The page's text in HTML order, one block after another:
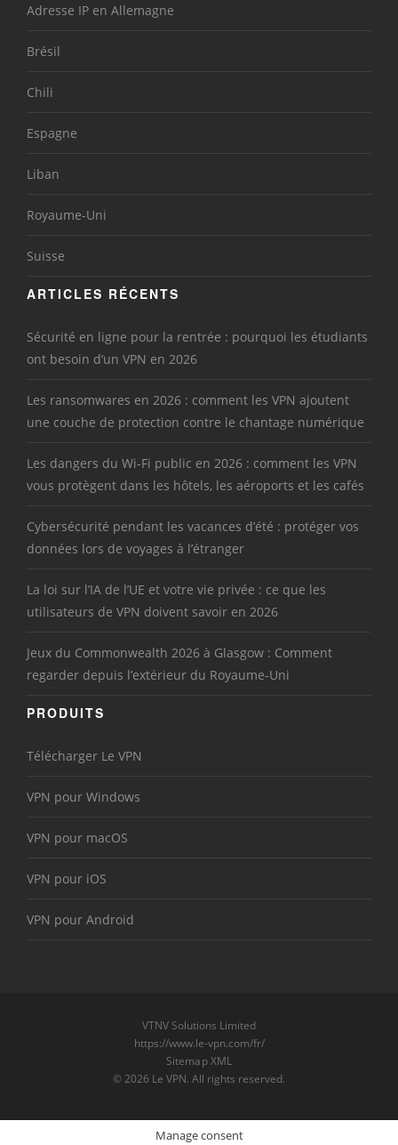
Adresse IP en Allemagne
Brésil
Chili
Espagne
Liban
Royaume-Uni
Suisse
ARTICLES RÉCENTS
Sécurité en ligne pour la rentrée : pourquoi les étudiants
ont besoin d’un VPN en 2026
Les ransomwares en 2026 : comment les VPN ajoutent
une couche de protection contre le chantage numérique
Les dangers du Wi-Fi public en 2026 : comment les VPN
vous protègent dans les hôtels, les aéroports et les cafés
Cybersécurité pendant les vacances d’été : protéger vos
données lors de voyages à l’étranger
La loi sur l’IA de l’UE et votre vie privée : ce que les
utilisateurs de VPN doivent savoir en 2026
Jeux du Commonwealth 2026 à Glasgow : Comment
regarder depuis l’extérieur du Royaume-Uni
PRODUITS
Télécharger Le VPN
VPN pour Windows
VPN pour macOS
VPN pour iOS
VPN pour Android
VTNV Solutions Limited
https://www.le-vpn.com/fr/
Sitemap XML
© 2026 Le VPN. All rights reserved.
Manage consent